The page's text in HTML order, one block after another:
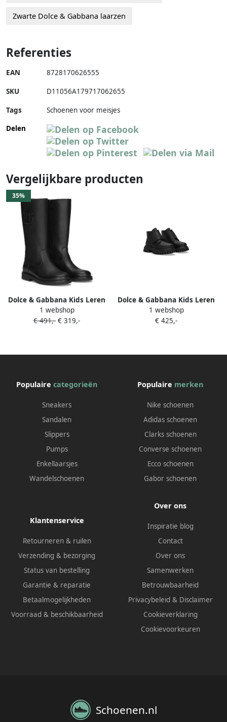
Zwarte Dolce & Gabbana laarzen
Referenties
EAN 8728170626555
SKU D11056A179717062655
Tags
Schoenen voor meisjes
Delen
Vergelijkbare producten
35%
Dolce & Gabbana Kids Leren
laarzen Zwart
1 webshop
€ 491,- € 319,-
Dolce & Gabbana Kids Leren
enkellaarzen met logo-reliëf
Zwart
1 webshop
€ 425,-
Populaire categorieën
Sneakers
Sandalen
Slippers
Pumps
Enkellaarsjes
Wandelschoenen
Populaire merken
Nike schoenen
Adidas schoenen
Clarks schoenen
Converse schoenen
Ecco schoenen
Gabor schoenen
Klantenservice
Retourneren & ruilen
Verzending & bezorging
Status van bestelling
Garantie & reparatie
Betaalmogelijkheden
Voorraad & beschikbaarheid
Over ons
Inspiratie blog
Contact
Over ons
Samenwerken
Betrouwbaarheid
Privacybeleid & Disclaimer
Cookieverklaring
Cookievoorkeuren
Schoenen.nl